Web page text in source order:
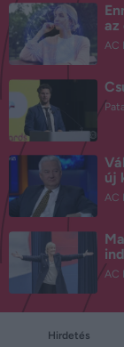
az
AC
új
AC
AC
Hirdetés